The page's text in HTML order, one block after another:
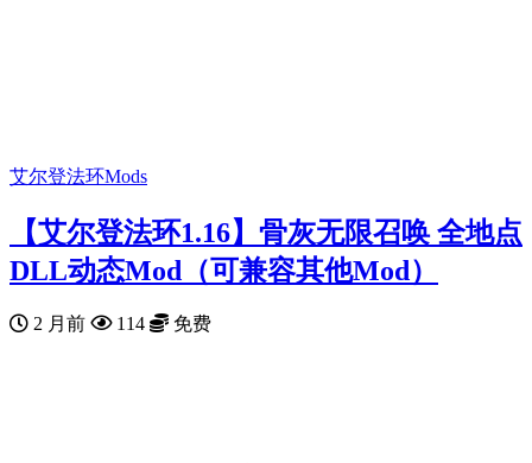
艾尔登法环Mods
【艾尔登法环1.16】骨灰无限召唤 全地点
DLL动态Mod（可兼容其他Mod）
2 月前 114 免费